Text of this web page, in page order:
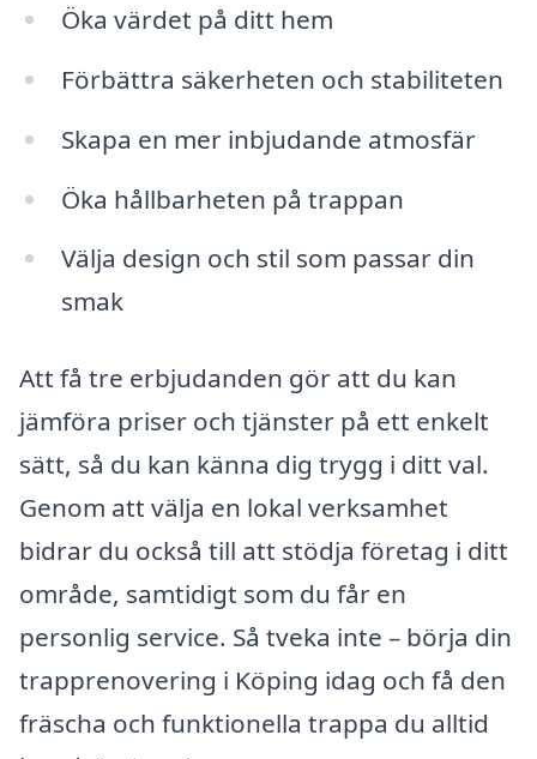
Öka värdet på ditt hem
Förbättra säkerheten och stabiliteten
Skapa en mer inbjudande atmosfär
Öka hållbarheten på trappan
Välja design och stil som passar din
smak
Att få tre erbjudanden gör att du kan
jämföra priser och tjänster på ett enkelt
sätt, så du kan känna dig trygg i ditt val.
Genom att välja en lokal verksamhet
bidrar du också till att stödja företag i ditt
område, samtidigt som du får en
personlig service. Så tveka inte – börja din
trapprenovering i Köping idag och få den
fräscha och funktionella trappa du alltid